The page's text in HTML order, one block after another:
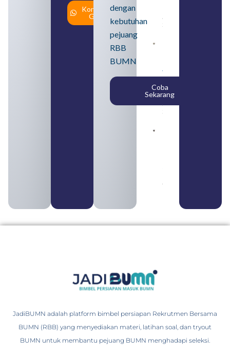
Konsultasi
Gratis
dengan
kebutuhan
pejuang
RBB
BUMN
Coba
Sekarang
August 5,
2026
yang
Tergabung
dalam
Himbara
August 4,
2026
August 3, 2026
JadiBUMN adalah platform bimbel persiapan Rekrutmen Bersama
BUMN (RBB) yang menyediakan materi, latihan soal, dan tryout
BUMN untuk membantu pejuang BUMN menghadapi seleksi.